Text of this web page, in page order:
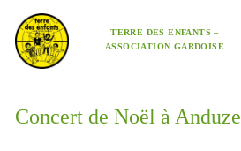
contenu
TERRE DES ENFANTS –
ASSOCIATION GARDOISE
Concert de Noël à Anduze